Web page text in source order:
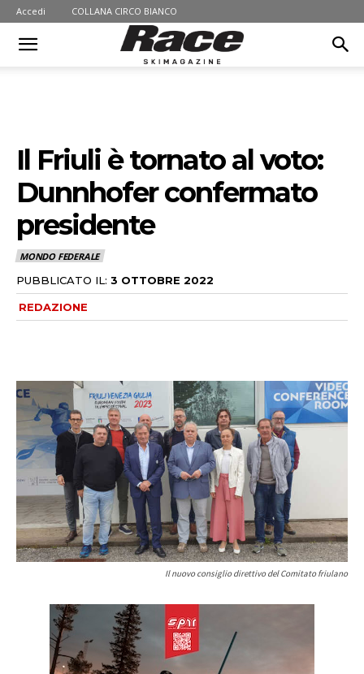
Accedi COLLANA CIRCO BIANCO
Il Friuli è tornato al voto:
Dunnhofer confermato
presidente
MONDO FEDERALE
PUBBLICATO IL: 3 OTTOBRE 2022
REDAZIONE
Il nuovo consiglio direttivo del Comitato friulano